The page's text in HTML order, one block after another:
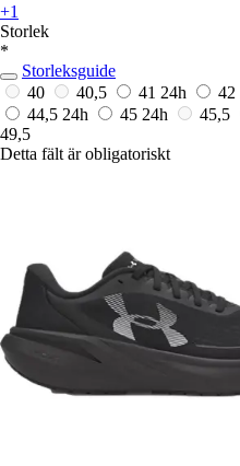
+1
Storlek
*
Storleksguide
40
40,5 41 24h 42
44,5 24h 45 24h 45,5
49,5
Detta fält är obligatoriskt